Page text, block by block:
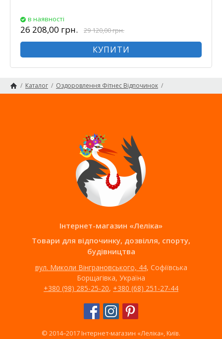
в наявності
26 208,00 грн. 29 120,00 грн.
КУПИТИ
/ Каталог / Оздоровлення Фітнес Відпочинок /
Інтернет-магазин «Леліка»
Товари для відпочинку, дозвілля, спорту,
будівництва
вул. Миколи Вінграновського, 44, Софіївська
Борщагівка, Україна
+380 (98) 285-25-20, +380 (68) 251-27-44
© 2014–2017 Інтернет-магазин «Леліка», Київ.